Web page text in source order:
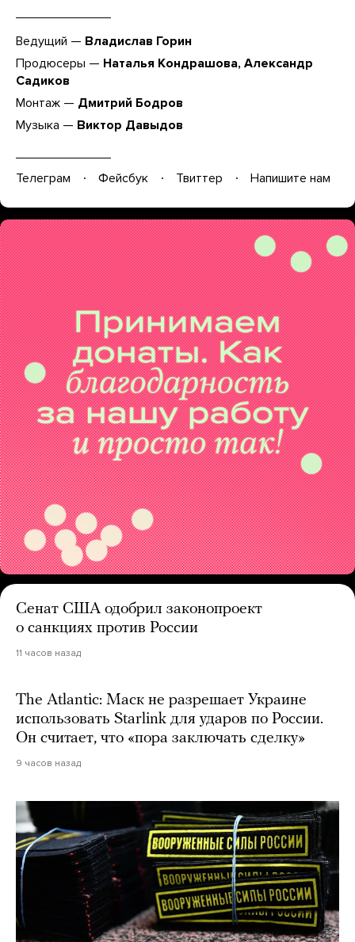
Ведущий — Владислав Горин
Продюсеры — Наталья Кондрашова, Александр
Садиков
Монтаж — Дмитрий Бодров
Музыка — Виктор Давыдов
Телеграм Фейсбук Твиттер Напишите нам
Сенат США одобрил законопроект
о санкциях против России
11 часов назад
The Atlantic: Маск не разрешает Украине
использовать Starlink для ударов по России.
Он считает, что «пора заключать сделку»
9 часов назад